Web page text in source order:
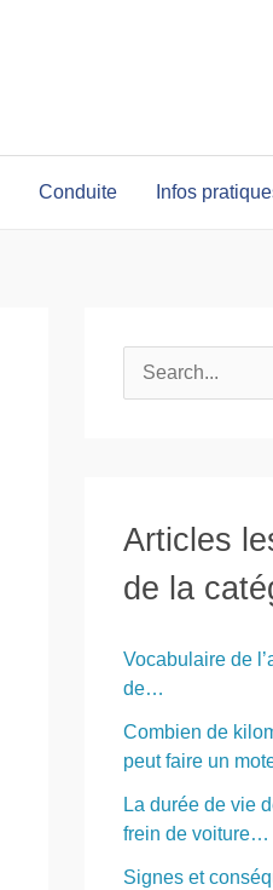
Conduite Infos
e
r
c
Articles
de la
Vocabulaire de
de…
Combien de
peut faire un
La durée de vie
frein de voiture…
Signes et